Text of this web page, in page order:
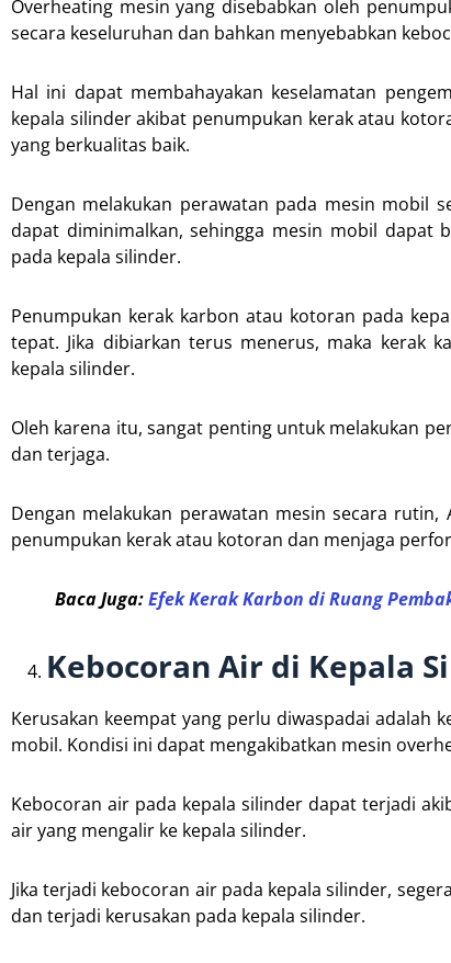
Overheating mesin yang disebabkan oleh
secara keseluruhan dan bahkan menyebabkan
Hal ini dapat membahayakan keselamatan
kepala silinder akibat penumpukan kerak atau
yang berkualitas baik.
Dengan melakukan perawatan pada mesin mobil
dapat diminimalkan, sehingga mesin mobil dapat
pada kepala silinder.
Penumpukan kerak karbon atau kotoran pada
tepat. Jika dibiarkan terus menerus, maka kerak
kepala silinder.
Oleh karena itu, sangat penting untuk melakukan
dan terjaga.
Dengan melakukan perawatan mesin secara
penumpukan kerak atau kotoran dan menjaga
Baca Juga:Efek Kerak Karbon di Ruang
Kebocoran Air di Kepala
Kerusakan keempat yang perlu diwaspadai
mobil. Kondisi ini dapat mengakibatkan mesin
Kebocoran air pada kepala silinder dapat terjadi
air yang mengalir ke kepala silinder.
Jika terjadi kebocoran air pada kepala silinder,
dan terjadi kerusakan pada kepala silinder.